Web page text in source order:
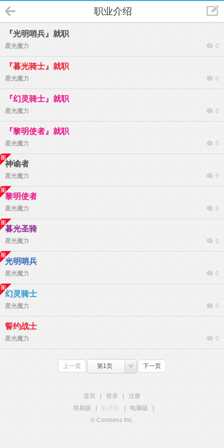
职业介绍
『光明哨兵』就职
星光魔力 0
『暮光骑士』就职
星光魔力 0
『幻灵骑士』就职
星光魔力 0
『黎明使者』就职
星光魔力 0
神谕者
星光魔力 0
黎明使者
星光魔力 0
暮光圣骑
星光魔力 0
光明哨兵
星光魔力 0
幻灵骑士
星光魔力 0
誓约战士
星光魔力 0
上一页 第1页 下一页
首页 登录
注册
简易版
触屏版 电脑版
© Comsenz Inc.